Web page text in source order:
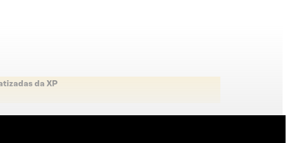
da XP